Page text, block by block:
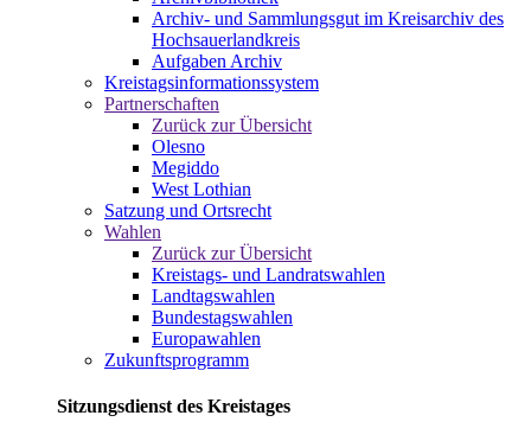
Archiv- und Sammlungsgut im Kreisarchiv des
Hochsauerlandkreis
Aufgaben Archiv
Kreistagsinformationssystem
Partnerschaften
Zurück zur Übersicht
Olesno
Megiddo
West Lothian
Satzung und Ortsrecht
Wahlen
Zurück zur Übersicht
Kreistags- und Landratswahlen
Landtagswahlen
Bundestagswahlen
Europawahlen
Zukunftsprogramm
Sitzungsdienst des Kreistages